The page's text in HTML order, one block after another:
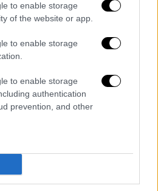
to enable storage
of the website or app.
to enable storage
to enable storage
authentication
prevention, and other
άμεσα με δική σας ευθύνη. Το
προσβλητικά σχόλια θα
καταχώρηση